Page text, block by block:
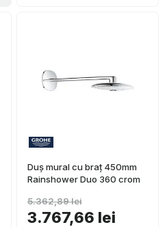
Duș mural cu braț 450mm
Rainshower Duo 360 crom
3.767,66 lei
5.362,89 lei